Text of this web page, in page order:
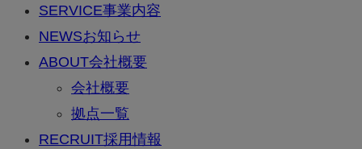
SERVICE事業内容
NEWSお知らせ
ABOUT会社概要
会社概要
拠点一覧
RECRUIT採用情報